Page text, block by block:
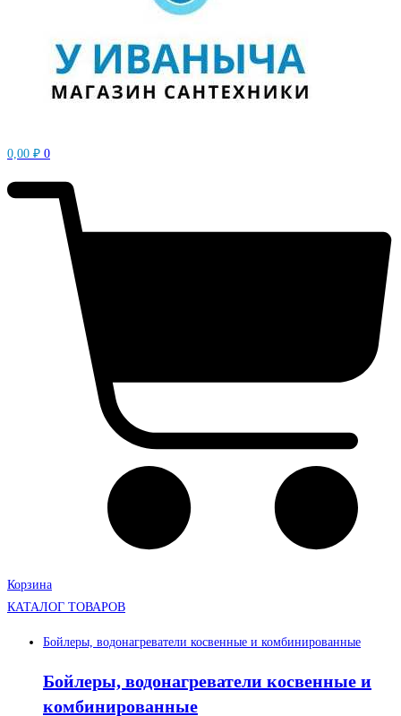
0,00 ₽ 0
Корзина
КАТАЛОГ ТОВАРОВ
Бойлеры, водонагреватели косвенные и комбинированные
Бойлеры, водонагреватели косвенные и
комбинированные